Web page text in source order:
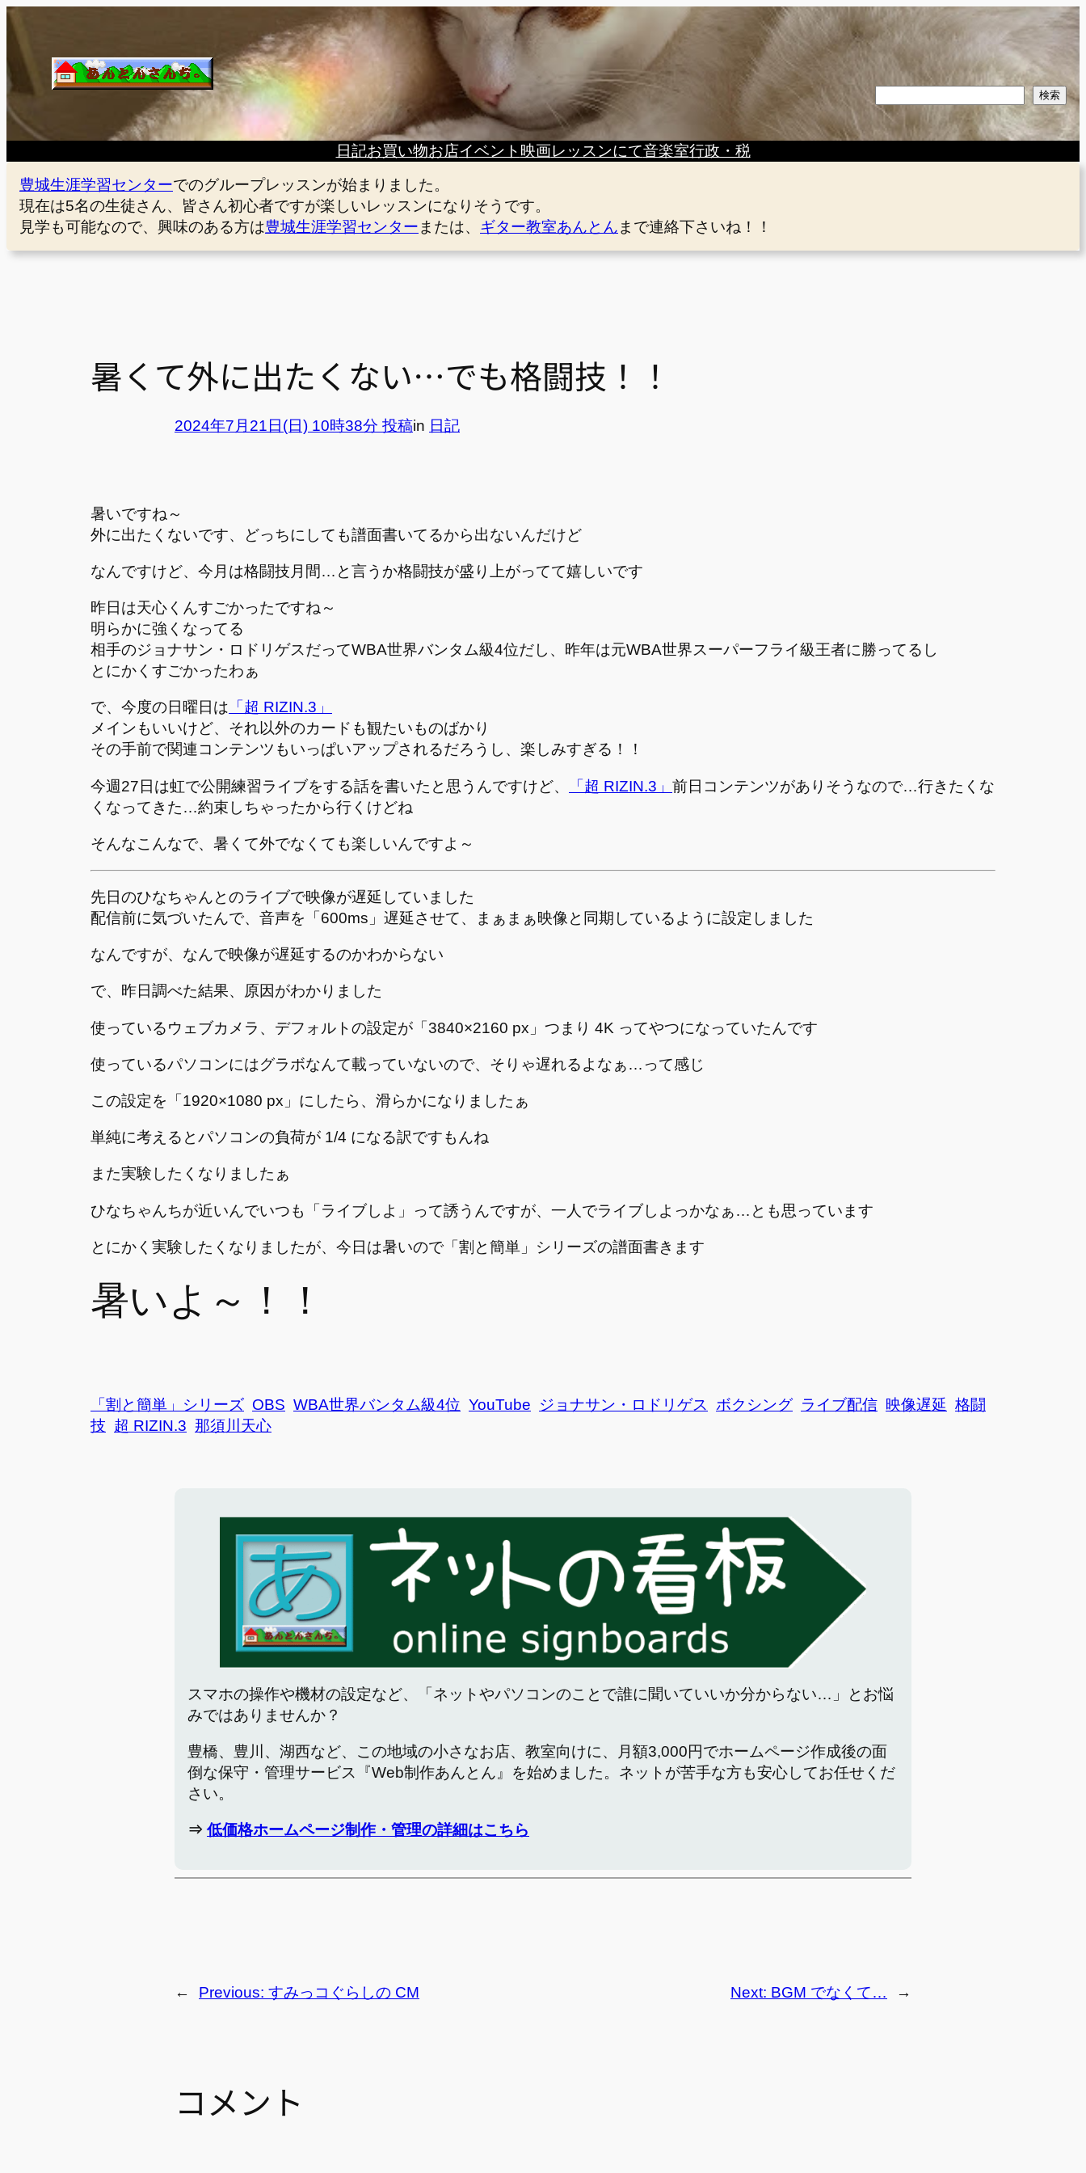
内
容
ス
キ
ッ
プ
索
検索
日記お買い物お店イベント 映画レッスンにて音楽室行政・税
豊城生涯学習センターでのグループレッスンが始まりました。
現在は5名の生徒さん、皆さん初心者ですが楽しいレッスンになりそうです。
見学も可能なので、興味のある方は豊城生涯学習センター または、 ギター教室あんとん まで連絡下さいね！！
暑くて外に出たくない…でも格闘技！！
2024年7月21日(日) 10時38分 投稿in 日記
暑いですね～
外に出たくないです、どっちにしても譜面書いてるから出ないんだけど
なんですけど、今月は格闘技月間…と言うか格闘技が盛り上がってて嬉しいです
昨日は天心くんすごかったですね～
明らかに強くなってる
相手のジョナサン・ロドリゲスだってWBA世界バンタム級4位だし、昨年は元WBA世界スーパーフライ級王者に勝ってるし
とにかくすごかったわぁ
で、今度の日曜日は 「超 RIZIN.3」
メインもいいけど、それ以外のカードも観たいものばかり
その手前で関連コンテンツもいっぱいアップされるだろうし、楽しみすぎる！！
今週27日は虹で公開練習ライブをする話を書いたと思うんですけど、 「超 RIZIN.3」 前日コンテンツがありそうなので…行きたくな
くなってきた…約束しちゃったから行くけどね
そんなこんなで、暑くて外でなくても楽しいんですよ～
先日のひなちゃんとのライブで映像が遅延していました
配信前に気づいたんで、音声を「600ms」遅延させて、まぁまぁ映像と同期しているように設定しました
なんですが、なんで映像が遅延するのかわからない
で、昨日調べた結果、原因がわかりました
使っているウェブカメラ、デフォルトの設定が「3840×2160 px」つまり 4K ってやつになっていたんです
使っているパソコンにはグラボなんて載っていないので、そりゃ遅れるよなぁ…って感じ
この設定を「1920×1080 px」にしたら、滑らかになりましたぁ
単純に考えるとパソコンの負荷が 1/4 になる訳ですもんね
また実験したくなりましたぁ
ひなちゃんちが近いんでいつも「ライブしよ」って誘うんですが、一人でライブしよっかなぁ…とも思っています
とにかく実験したくなりましたが、今日は暑いので「割と簡単」シリーズの譜面書きます
暑いよ～！！
「割と簡単」シリーズ OBS WBA世界バンタム級4位 YouTube ジョナサン・ロドリゲス ボクシング ライブ配信 映像遅延 格闘
技 超 RIZIN.3 那須川天心
スマホの操作や機材の設定など、「ネットやパソコンのことで誰に聞いていいか分からない…」とお悩
みではありませんか？
豊橋、豊川、湖西など、この地域の小さなお店、教室向けに、月額3,000円でホームページ作成後の面
倒な保守・管理サービス『Web制作あんとん』を始めました。ネットが苦手な方も安心してお任せくだ
さい。
⇒ 低価格ホームページ制作・管理の詳細はこちら
← Previous: すみっコぐらしの CM Next: BGM でなくて… →
コメント